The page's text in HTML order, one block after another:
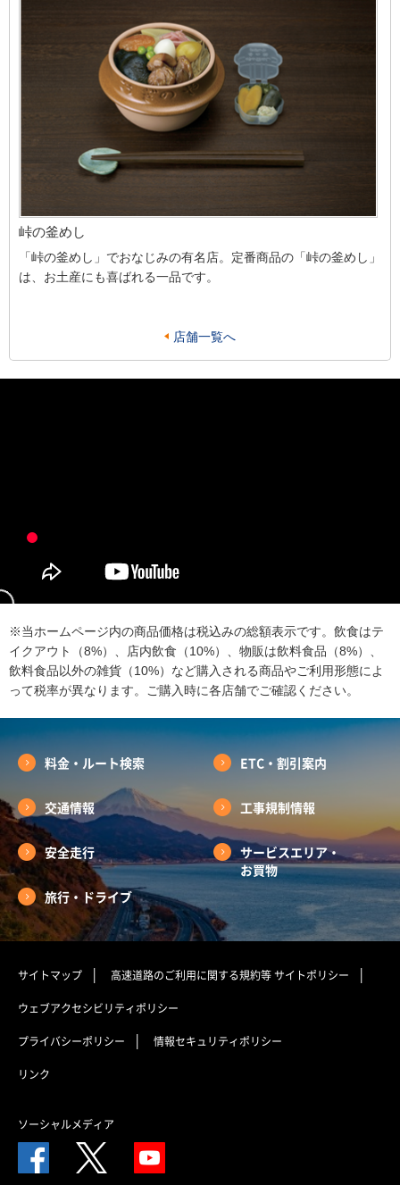
峠の釜めし
「峠の釜めし」でおなじみの有名店。定番商品の「峠の釜めし」
は、お土産にも喜ばれる一品です。
店舗一覧へ
※当ホームページ内の商品価格は税込みの総額表示です。飲食はテ
イクアウト（8%）、店内飲食（10%）、物販は飲料食品（8%）、
飲料食品以外の雑貨（10%）など購入される商品やご利用形態によ
って税率が異なります。ご購入時に各店舗でご確認ください。
料金・ルート検索 ETC・割引案内
交通情報 工事規制情報
安全走行
サービスエリア・
お買物
旅行・ドライブ
サイトマップ 高速道路のご利用に関する規約等サイトポリシー
ウェブアクセシビリティポリシー
プライバシーポリシー 情報セキュリティポリシー
リンク
ソーシャルメディア